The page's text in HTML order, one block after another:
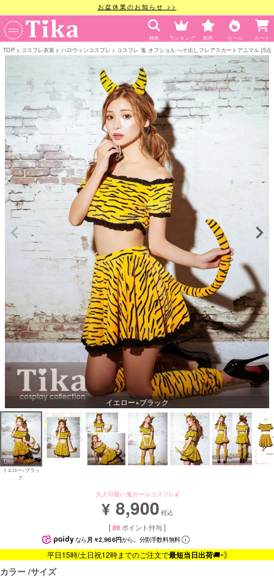
お盆休業のお知らせ >>
検索 ランキング 新作 セール カート
TOP コスプレ衣装 ハロウィンコスプレ コスプレ 鬼 オフショル へそ出しフレアスカートアニマル [5
イエロー×ブラック
イエロー×ブラッ
ク
大人可愛い鬼ガールコスプレ♪
¥ 8,900 税込
[ 89 ポイント付与 ]
なら月々2,966円から。分割手数料無料
平日15時/土日祝12時までのご注文で最短当日出荷🚚💨
カラー サイズ